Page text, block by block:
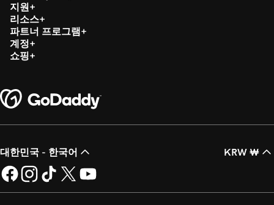
지원
리소스
파트너 프로그램
계정
쇼핑
대한민국 - 한국어 KRW ₩